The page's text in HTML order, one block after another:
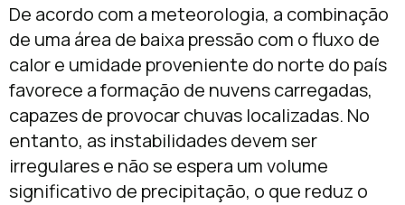
De acordo com a meteorologia, a combinação
de uma área de baixa pressão com o fluxo de
calor e umidade proveniente do norte do país
favorece a formação de nuvens carregadas,
capazes de provocar chuvas localizadas. No
entanto, as instabilidades devem ser
irregulares e não se espera um volume
significativo de precipitação, o que reduz o